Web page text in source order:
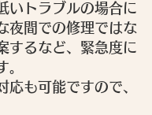
いトラブルの場合に
夜間での修理ではな
するなど、緊急度に
。
応も可能ですので、